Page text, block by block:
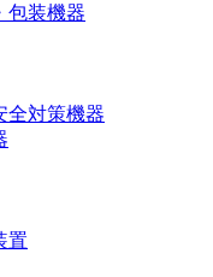
包装機器
全対策機器
置